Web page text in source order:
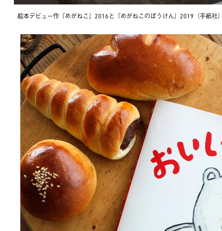
絵本デビュー作『めがねこ』2016と『めがねこのぼうけん』2019（手紙社